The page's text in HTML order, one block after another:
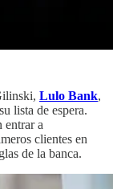
Lulo Bank,
lista de espera.
entrar a
clientes en
de la banca.